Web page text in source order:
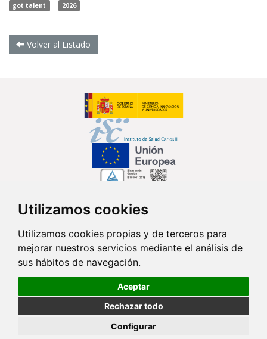
Utilizamos cookies
Utilizamos cookies propias y de terceros para
mejorar nuestros servicios mediante el análisis de
sus hábitos de navegación.
Aceptar
Rechazar todo
Configurar
got talent 2026
Volver al Listado
Síguenos en...
Contacto
Av. Monforte de Lemos, 3-5. Pabellón 11. Planta 0 28029 Madrid
info@ciberisciii.es
Política de Privacidad
| Portal de Transparencia